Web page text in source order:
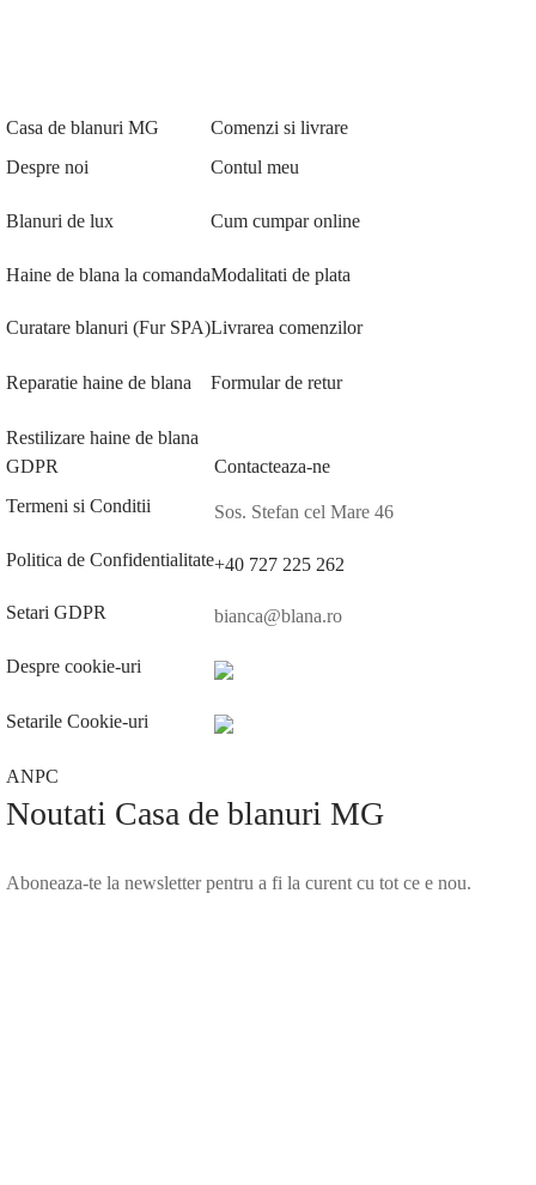
Casa de blanuri MG
Despre noi
Blanuri de lux
Haine de blana la comanda
Curatare blanuri (Fur SPA)
Reparatie haine de blana
Restilizare haine de blana
Comenzi si livrare
Contul meu
Cum cumpar online
Modalitati de plata
Livrarea comenzilor
Formular de retur
GDPR
Termeni si Conditii
Politica de Confidentialitate
Setari GDPR
Despre cookie-uri
Setarile Cookie-uri
ANPC
Contacteaza-ne
Sos. Stefan cel Mare 46
+40 727 225 262
bianca@blana.ro
Noutati Casa de blanuri MG
Aboneaza-te la newsletter pentru a fi la curent cu tot ce e nou.